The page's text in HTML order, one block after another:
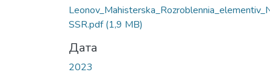
SSR.pdf(1,9 MB)
Дата
2023